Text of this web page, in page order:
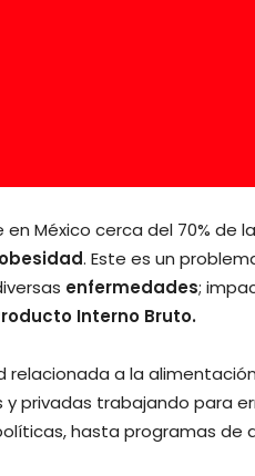
México cerca del 70% de
obesidad. Este es un
enfermedades;
Interno Bruto.
relacionada a la
y privadas trabajando para
hasta programas de